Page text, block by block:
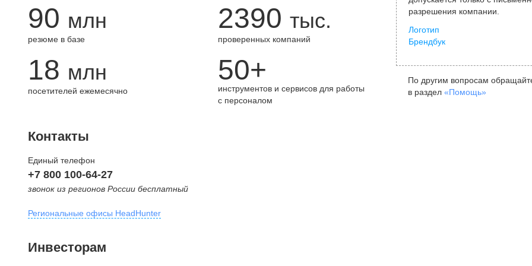
90 млн
резюме в базе
2390 тыс.
проверенных компаний
18 млн
посетителей ежемесячно
50+
инструментов и сервисов для работы
с персоналом
разрешения компании.
Логотип
Брендбук
По другим вопросам
в раздел «Помощь»
Контакты
Единый телефон
+7 800 100-64-27
звонок из регионов России бесплатный
Региональные офисы HeadHunter
внутригородская территория
Инвесторам